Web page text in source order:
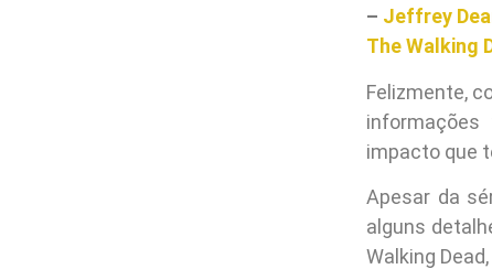
– Jeffrey
The Walking
Felizmente,
impacto que
Apesar da
alguns
Walking